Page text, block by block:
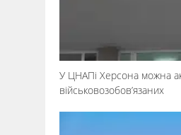
У ЦНАПі Херсона можна
військовозобов’язаних